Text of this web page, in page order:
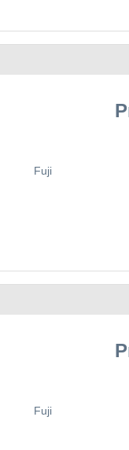
Fuji
Fuji